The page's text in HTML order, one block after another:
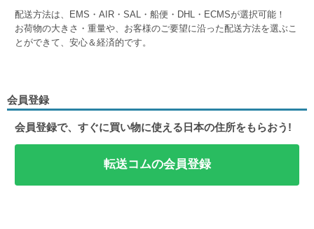
配送方法は、EMS・AIR・SAL・船便・DHL・ECMSが選択可能！
お荷物の大きさ・重量や、お客様のご要望に沿った配送方法を選ぶこ
とができて、安心＆経済的です。
会員登録
会員登録で、すぐに買い物に使える日本の住所をもらおう!
転送コムの会員登録